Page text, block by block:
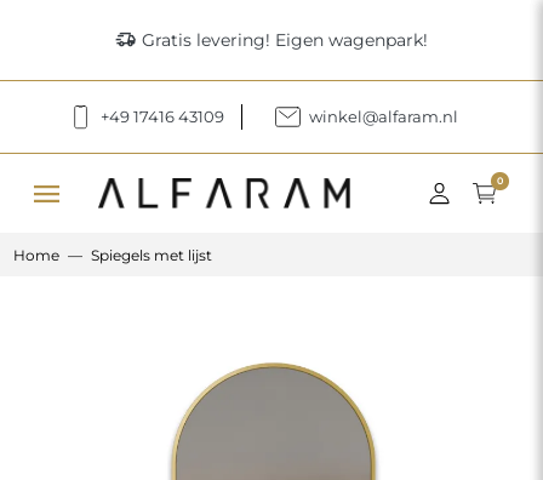
delivery_truck_speed Gratis levering! Eigen wagenpark!
+49 17416 43109 winkel@alfaram.nl
menu 0
Home Spiegels met lijst